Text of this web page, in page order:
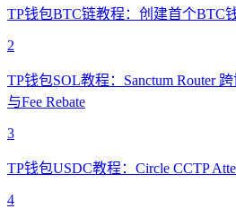
TP钱包BTC链教程：创建首个BTC
2
TP钱包SOL教程：Sanctum Router
与Fee Rebate
3
TP钱包USDC教程：Circle CCTP
4